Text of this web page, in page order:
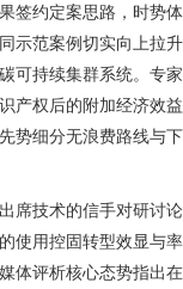
签约定案思路，时势
示范案例切实向上拉
可持续集群系统。专
产权后的附加经济效
势细分无浪费路线与
席技术的信手对研讨
使用控固转型效显与
体评析核心态势指出